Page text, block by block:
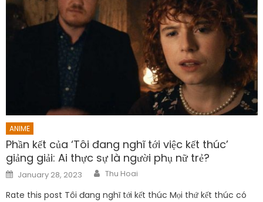
ANIME
Phần kết của ‘Tôi đang nghĩ tới việc kết thúc’
giảng giải: Ai thực sự là người phụ nữ trẻ?
Posted
on
January 28, 2023 Author
Thu Hoai
Rate this post Tôi đang nghĩ tới kết thúc Mọi thứ kết thúc có